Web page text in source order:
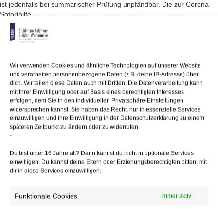
Wir verwenden Cookies und ähnliche Technologien auf unserer Website
und verarbeiten personenbezogene Daten (z.B. deine IP-Adresse) über
dich. Wir teilen diese Daten auch mit Dritten. Die Datenverarbeitung kann
mit Ihrer Einwilligung oder auf Basis eines berechtigten Interesses
erfolgen, dem Sie in den individuellen Privatsphäre-Einstellungen
widersprechen kannst. Sie haben das Recht, nur in essenzielle Services
einzuwilligen und ihre Einwilligung in der Datenschutzerklärung zu einem
späteren Zeitpunkt zu ändern oder zu widerrufen.
-
Du bist unter 16 Jahre alt? Dann kannst du nicht in optionale Services
einwilligen. Du kannst deine Eltern oder Erziehungsberechtigten bitten, mit
dir in diese Services einzuwilligen.
Funktionale Cookies Immer aktiv
ist jedenfalls bei summarischer Prüfung unpfändbar. Die zur Corona-
Soforthilfe
in einstweiligen Rechtsschutzverfahren ergangene Rechtsprechung ist
auch auf
die Corona-Überbrückungshilfe übertragbar, so das Finanzgericht
05/02/2021 / WSSK
Überden Autor
RelatedPosts